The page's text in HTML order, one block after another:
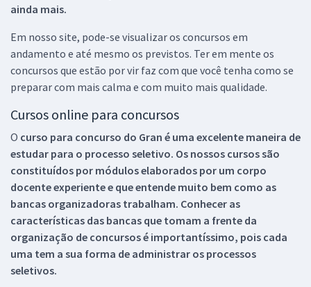
ainda mais.
Em nosso site, pode-se visualizar os concursos em
andamento e até mesmo os previstos. Ter em mente os
concursos que estão por vir faz com que você tenha como se
preparar com mais calma e com muito mais qualidade.
Cursos online para concursos
O curso para concurso do Gran é uma excelente maneira de
estudar para o processo seletivo. Os nossos cursos são
constituídos por módulos elaborados por um corpo
docente experiente e que entende muito bem como as
bancas organizadoras trabalham. Conhecer as
características das bancas que tomam a frente da
organização de concursos é importantíssimo, pois cada
uma tem a sua forma de administrar os processos
seletivos.